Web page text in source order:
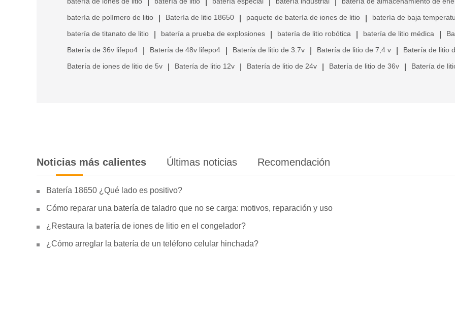
batería de polímero de litio Batería de litio 18650 paquete de batería de iones de litio batería de baja
batería de titanato de litio batería a prueba de explosiones batería de litio robótica batería de litio médica
Batería de 36v lifepo4 Batería de 48v lifepo4 Batería de litio de 3.7v Batería de litio de 7,4 v Batería de litio
Batería de iones de litio de 5v Batería de litio 12v Batería de litio de 24v Batería de litio de 36v Batería de
Noticias más calientes Últimas noticias Recomendación
Batería 18650 ¿Qué lado es positivo?
Cómo reparar una batería de taladro que no se carga: motivos, reparación y uso
¿Restaura la batería de iones de litio en el congelador?
¿Cómo arreglar la batería de un teléfono celular hinchada?